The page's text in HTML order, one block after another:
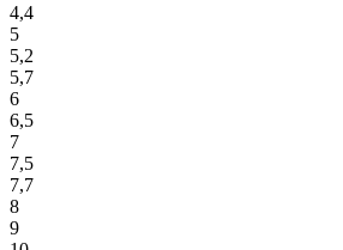
4,4
5
5,2
5,7
6
6,5
7
7,5
7,7
8
9